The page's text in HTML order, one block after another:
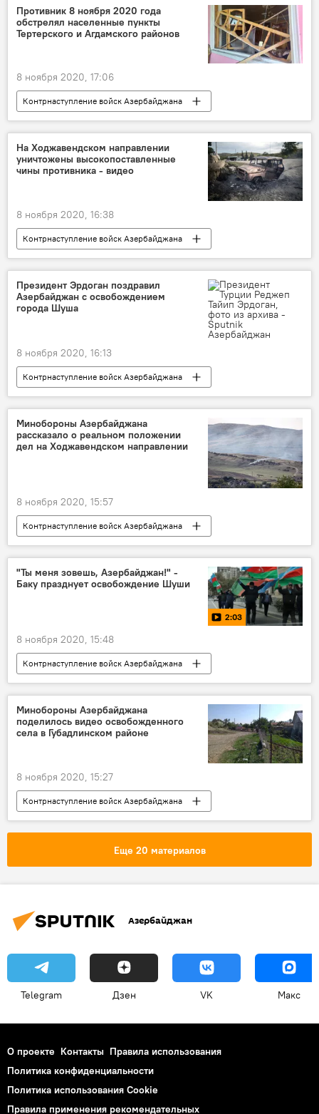
Кабинет министров АР
Противник 8 ноября 2020 года
обстрелял населенные пункты
Тертерского и Агдамского районов
8 ноября 2020, 17:06
Контрнаступление войск Азербайджана
Новости
Азербайджан
Происшествия
ЖИЗНЬ
Карабах
Министерство обороны АР
На Ходжавендском направлении
уничтожены высокопоставленные
чины противника - видео
8 ноября 2020, 16:38
Контрнаступление войск Азербайджана
Новости
Азербайджан
Карабах
Политика
Министерство обороны АР
авиаудары
Ходжавенд
Президент Эрдоган поздравил
Азербайджан с освобождением
города Шуша
8 ноября 2020, 16:13
Контрнаступление войск Азербайджана
Новости
Азербайджан
Новости мира
Политика
Турция
Реджеп Тайип Эрдоган
Минобороны Азербайджана
рассказало о реальном положении
дел на Ходжавендском направлении
8 ноября 2020, 15:57
Контрнаступление войск Азербайджана
Новости
Азербайджан
Политика
Карабах
Министерство обороны АР
Ходжавенд
Линия фронта
"Ты меня зовешь, Азербайджан!" -
Баку празднует освобождение Шуши
2:03
8 ноября 2020, 15:48
Контрнаступление войск Азербайджана
Новости
Азербайджан
Карабах
Видео
МУЛЬТИМЕДИА ЖИЗНЬ
Минобороны Азербайджана
поделилось видео освобожденного
села в Губадлинском районе
8 ноября 2020, 15:27
Контрнаступление войск Азербайджана
Новости
Азербайджан
ЖИЗНЬ
Губадлинский район
Еще 20 материалов
Азербайджан
Telegram Дзен VK Макс
О проекте Контакты Правила использования
Политика конфиденциальности
Политика использования Cookie
Правила применения рекомендательных